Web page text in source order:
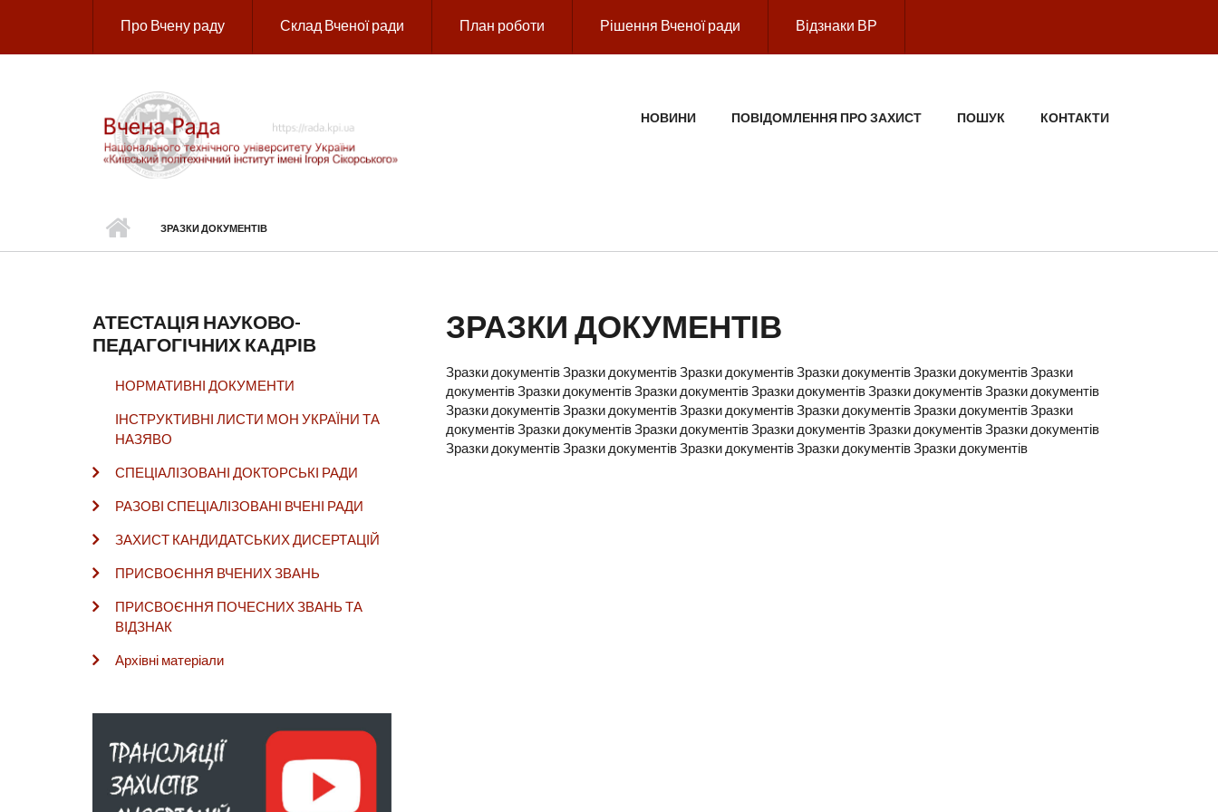
Про Вчену раду Склад Вченої ради План роботи Рішення Вченої ради Відзнаки ВР
ГОЛОВНЕ МЕНЮНОВИНИ ПОВІДОМЛЕННЯ ПРО ЗАХИСТ ПОШУК КОНТАКТИ
ЗРАЗКИ ДОКУМЕНТІВ
АТЕСТАЦІЯ НАУКОВО-
ПЕДАГОГІЧНИХ КАДРІВ
НОРМАТИВНІ ДОКУМЕНТИ
ІНСТРУКТИВНІ ЛИСТИ МОН УКРАЇНИ ТА
НАЗЯВО
СПЕЦІАЛІЗОВАНІ ДОКТОРСЬКІ РАДИ
РАЗОВІ СПЕЦІАЛІЗОВАНІ ВЧЕНІ РАДИ
ЗАХИСТ КАНДИДАТСЬКИХ ДИСЕРТАЦІЙ
ПРИСВОЄННЯ ВЧЕНИХ ЗВАНЬ
ПРИСВОЄННЯ ПОЧЕСНИХ ЗВАНЬ ТА
ВІДЗНАК
Архівні матеріали
ЗРАЗКИ ДОКУМЕНТІВ
Зразки документів Зразки документів Зразки документів Зразки документів Зразки документів Зразки
документів Зразки документів Зразки документів Зразки документів Зразки документів Зразки документів
Зразки документів Зразки документів Зразки документів Зразки документів Зразки документів Зразки
документів Зразки документів Зразки документів Зразки документів Зразки документів Зразки документів
Зразки документів Зразки документів Зразки документів Зразки документів Зразки документів